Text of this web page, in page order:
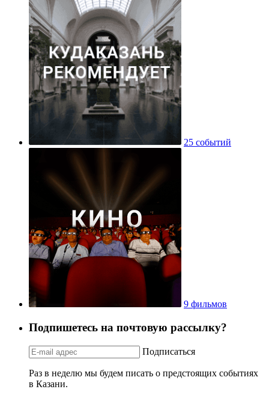
25 событий
9 фильмов
Подпишетесь на почтовую рассылку?
Подписаться
Раз в неделю мы будем писать о предстоящих событиях
в Казани.